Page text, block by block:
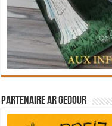
Partenaire Ar Gedour